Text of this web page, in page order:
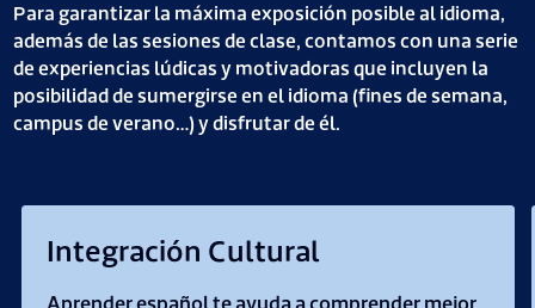
Para garantizar la máxima exposición posible al idioma,
además de las sesiones de clase, contamos con una serie
de experiencias lúdicas y motivadoras que incluyen la
posibilidad de sumergirse en el idioma (fines de semana,
campus de verano…) y disfrutar de él.
Integración Cultural